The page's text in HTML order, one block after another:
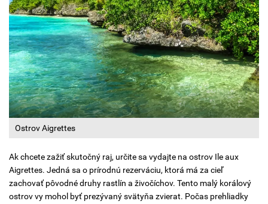
Ostrov Aigrettes
Ak chcete zažiť skutočný raj, určite sa vydajte na ostrov Ile aux
Aigrettes. Jedná sa o prírodnú rezerváciu, ktorá má za cieľ
zachovať pôvodné druhy rastlín a živočíchov. Tento malý korálový
ostrov vy mohol byť prezývaný svätyňa zvierat. Počas prehliadky